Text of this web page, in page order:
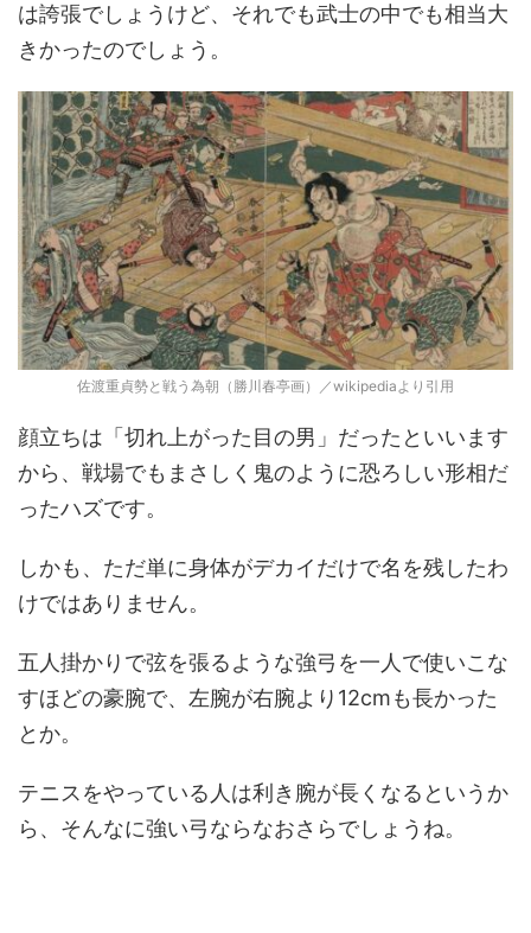
は誇張でしょうけど、それでも武士の中でも相当大
きかったのでしょう。
佐渡重貞勢と戦う為朝（勝川春亭画）／wikipediaより引用
顔立ちは「切れ上がった目の男」だったといいます
から、戦場でもまさしく鬼のように恐ろしい形相だ
ったハズです。
しかも、ただ単に身体がデカイだけで名を残したわ
けではありません。
五人掛かりで弦を張るような強弓を一人で使いこな
すほどの豪腕で、左腕が右腕より12cmも長かった
とか。
テニスをやっている人は利き腕が長くなるというか
ら、そんなに強い弓ならなおさらでしょうね。